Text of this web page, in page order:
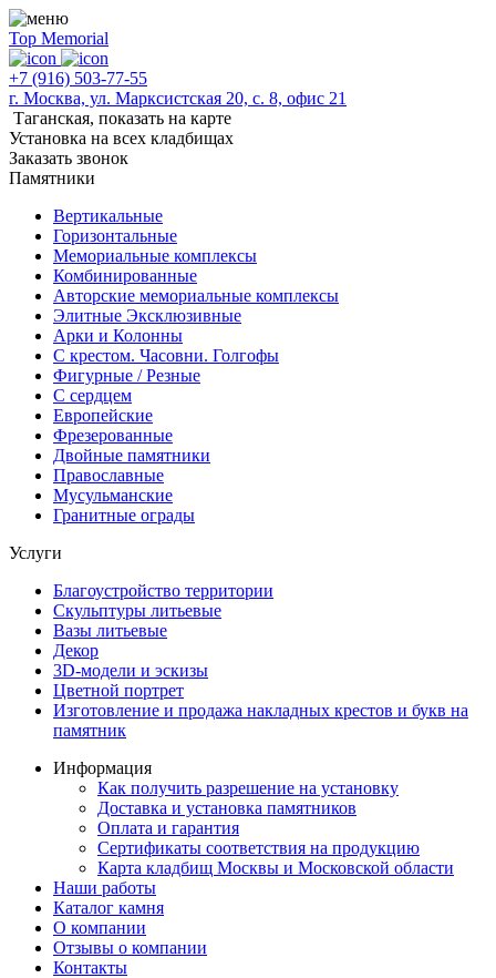
Top Memorial
+7 (916) 503-77-55
г. Москва, ул. Марксистская 20, с. 8, офис 21
Таганская, показать на карте
Установка на всех кладбищах
Заказать звонок
Памятники
Вертикальные
Горизонтальные
Мемориальные комплексы
Комбинированные
Авторские мемориальные комплексы
Элитные Эксклюзивные
Арки и Колонны
С крестом. Часовни. Голгофы
Фигурные / Резные
С сердцем
Европейские
Фрезерованные
Двойные памятники
Православные
Мусульманские
Гранитные ограды
Услуги
Благоустройство территории
Скульптуры литьевые
Вазы литьевые
Декор
3D-модели и эскизы
Цветной портрет
Изготовление и продажа накладных крестов и букв на
памятник
Информация
Как получить разрешение на установку
Доставка и установка памятников
Оплата и гарантия
Сертификаты соответствия на продукцию
Карта кладбищ Москвы и Московской области
Наши работы
Каталог камня
О компании
Отзывы о компании
Контакты